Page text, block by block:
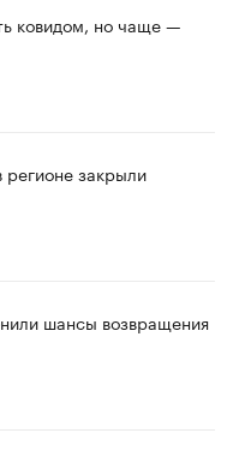
ковидом, но чаще —
регионе закрыли
шансы возвращения